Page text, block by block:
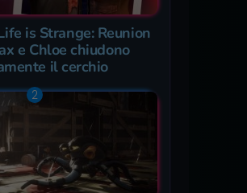
is Strange: Reunion
e Chloe chiudono
il cerchio